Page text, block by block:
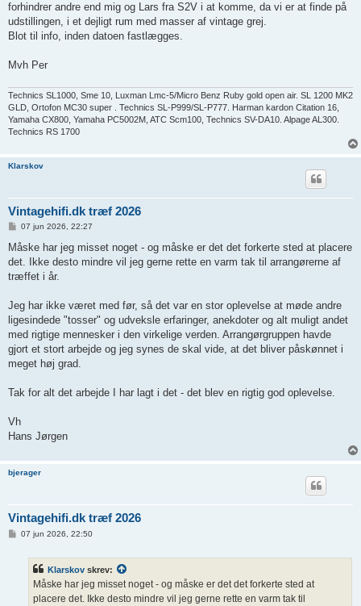
æ
g
forhindrer andre end mig og Lars fra S2V i at komme, da vi er at finde på
udstillingen, i et dejligt rum med masser af vintage grej.
Blot til info, inden datoen fastlægges.
Mvh Per
Technics SL1000, Sme 10, Luxman Lmc-5/Micro Benz Ruby gold open air. SL 1200 MK2
GLD, Ortofon MC30 super . Technics SL-P999/SL-P777. Harman kardon Citation 16,
Yamaha CX800, Yamaha PC5002M, ATC Scm100, Technics SV-DA10. Alpage AL300.
Technics RS 1700
Klarskov
Vintagehifi.dk træf 2026
d
æ
g
07 jun 2026, 22:27
Måske har jeg misset noget - og måske er det det forkerte sted at placere
det. Ikke desto mindre vil jeg gerne rette en varm tak til arrangørerne af
træffet i år.
Jeg har ikke været med før, så det var en stor oplevelse at møde andre
ligesindede "tosser" og udveksle erfaringer, anekdoter og alt muligt andet
med rigtige mennesker i den virkelige verden. Arrangørgruppen havde
gjort et stort arbejde og jeg synes de skal vide, at det bliver påskønnet i
meget høj grad.
Tak for alt det arbejde I har lagt i det - det blev en rigtig god oplevelse.
Vh
Hans Jørgen
bjerager
Vintagehifi.dk træf 2026
07 jun 2026, 22:50
Klarskov skrev:
Måske har jeg misset noget - og måske er det det forkerte sted at
placere det. Ikke desto mindre vil jeg gerne rette en varm tak til